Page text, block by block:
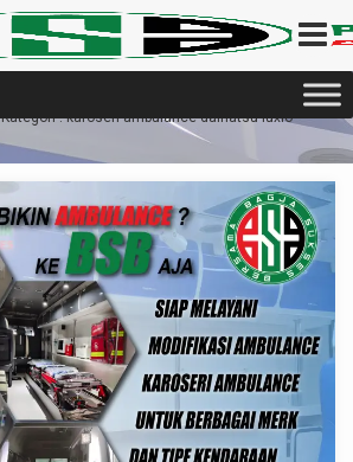
Kategori : karoseri ambulance daihatsu luxio